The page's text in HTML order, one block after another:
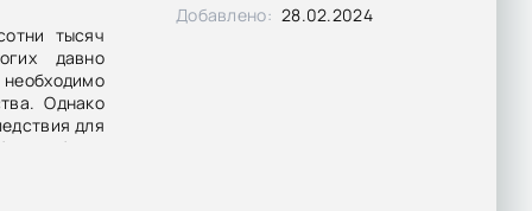
тысяч
давно
Однако
для
глубоких
ли
Добавлено: 28.02.2024